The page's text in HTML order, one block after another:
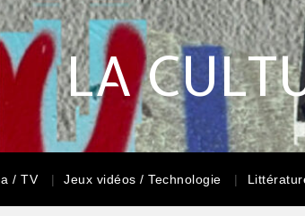
LA
/ TV Jeux vidéos / Technologie